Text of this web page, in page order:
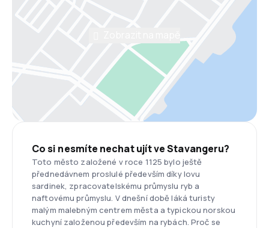
Co si nesmíte nechat ujít ve Stavangeru?
Toto město založené v roce 1125 bylo ještě
přednedávnem proslulé především díky lovu
sardinek, zpracovatelskému průmyslu ryb a
naftovému průmyslu. V dnešní době láká turisty
malým malebným centrem města a typickou norskou
kuchyní založenou především na rybách. Proč se